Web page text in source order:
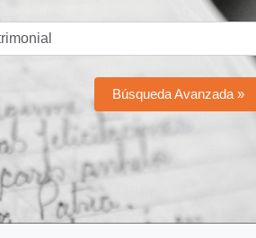
Búsqueda Avanzada »